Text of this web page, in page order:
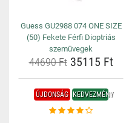
Guess GU2988 074 ONE SIZE
(50) Fekete Férfi Dioptriás
szemüvegek
44690 Ft35115 Ft
ÚJDONSÁG KEDVEZMÉNY